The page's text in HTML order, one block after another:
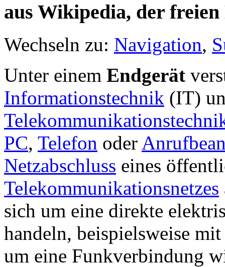
aus Wikipedia, der
Wechseln zu: Navigation,
Unter einem Endgerät
Informationstechnik (IT)
PC, Telefon oder
Netzabschluss eines
Telekommunikationsnetzes
sich um eine direkte
handeln, beispielsweise
um eine Funkverbindung